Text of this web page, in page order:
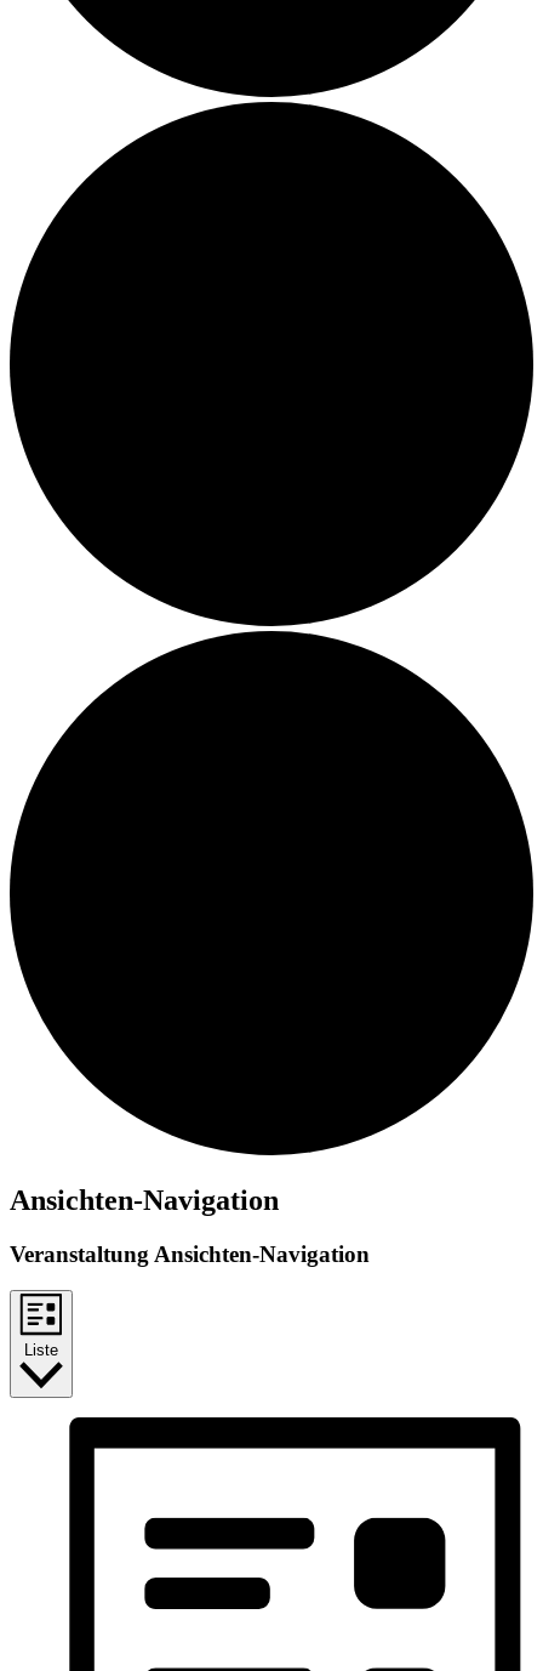
Veranstaltungen
Ansichten-Navigation
Veranstaltung Ansichten-Navigation
Liste